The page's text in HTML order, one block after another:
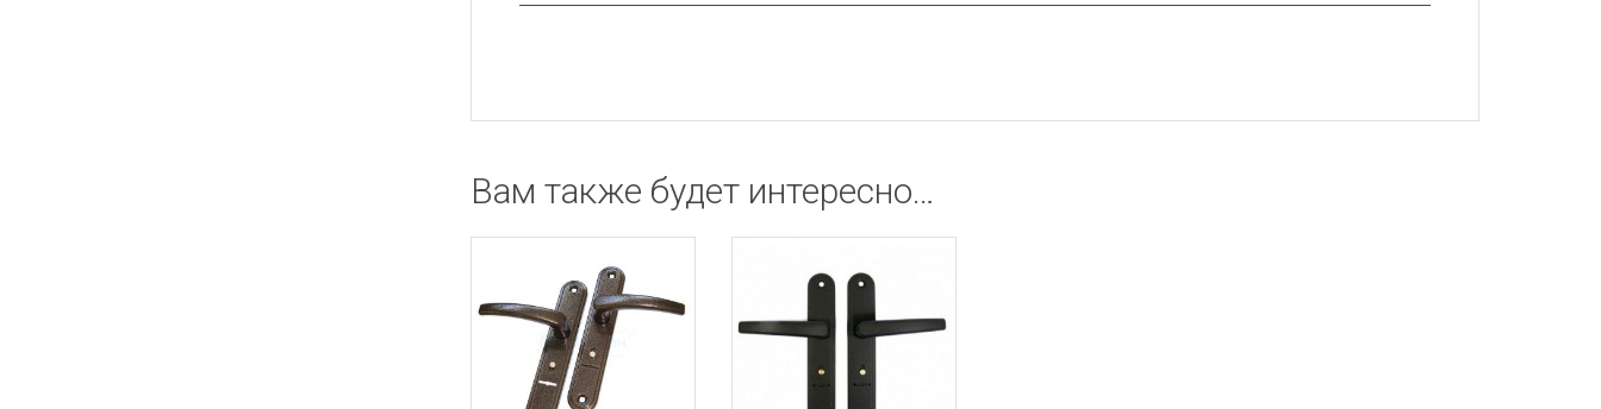
Вам также будет интересно…